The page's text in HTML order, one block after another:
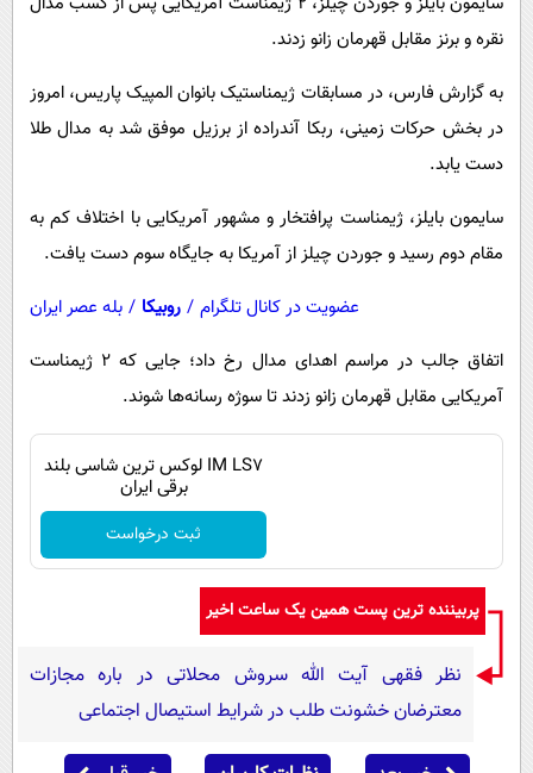
سرگرمی
گوناگون
حوادث
سلامت
بین الملل
اجتماعی
حیات وحش
پیامک
آشپزی
دانلود
نقره و برنز مقابل قهرمان زانو زدند.
به گزارش فارس، در مسابقات ژیمناستیک بانوان المپیک پاریس، امروز
در بخش حرکات زمینی، ربکا آندراده از برزیل موفق شد به مدال طلا
دست یابد.
سایمون بایلز، ژیمناست پرافتخار و مشهور آمریکایی با اختلاف کم به
مقام دوم رسید و جوردن چیلز از آمریکا به جایگاه سوم دست یافت.
عضویت در کانال تلگرام / روبیکا / بله عصر ایران
اتفاق جالب در مراسم اهدای مدال رخ داد؛ جایی که 2 ژیمناست
آمریکایی مقابل قهرمان زانو زدند تا سوژه رسانه‌ها شوند.
IM LS7 لوکس ترین شاسی بلند
برقی ایران
ثبت درخواست
پربیننده ترین پست همین یک ساعت اخیر
نظر فقهی آیت الله سروش محلاتی در باره مجازات
معترضان خشونت طلب در شرایط استیصال اجتماعی